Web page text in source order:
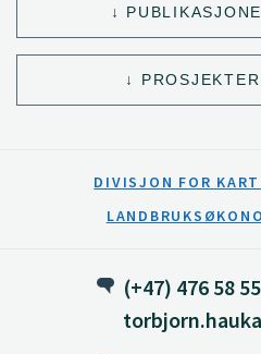
DIVISJON FOR
(+47) 476 58